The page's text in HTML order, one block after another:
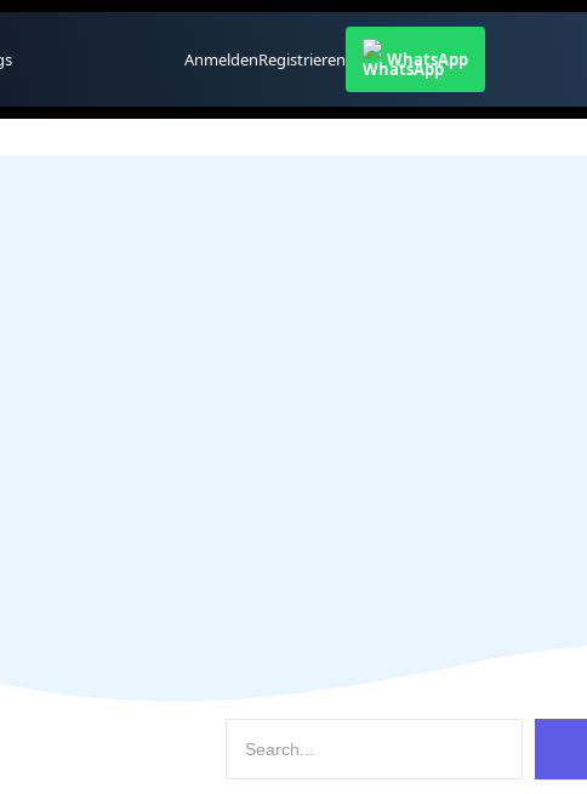
AnmeldenRegistrieren WhatsApp